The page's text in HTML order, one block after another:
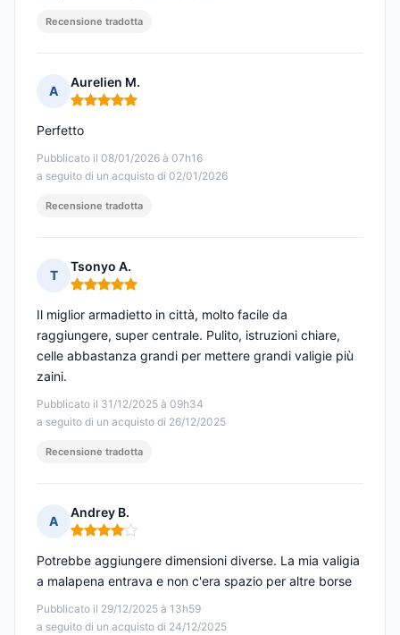
Recensione tradotta
A
Aurelien M.
Nota: 5 su 5
Pubblicato il 08/01/2026 à 07h16
a seguito di un acquisto di 02/01/2026
Perfetto
Recensione tradotta
T
Tsonyo A.
Nota: 5 su 5
Pubblicato il 31/12/2025 à 09h34
a seguito di un acquisto di 26/12/2025
Il miglior armadietto in città, molto facile da
raggiungere, super centrale. Pulito, istruzioni chiare,
celle abbastanza grandi per mettere grandi valigie più
zaini.
Recensione tradotta
A
Andrey B.
Nota: 4 su 5
Pubblicato il 29/12/2025 à 13h59
a seguito di un acquisto di 24/12/2025
Potrebbe aggiungere dimensioni diverse. La mia valigia
a malapena entrava e non c'era spazio per altre borse